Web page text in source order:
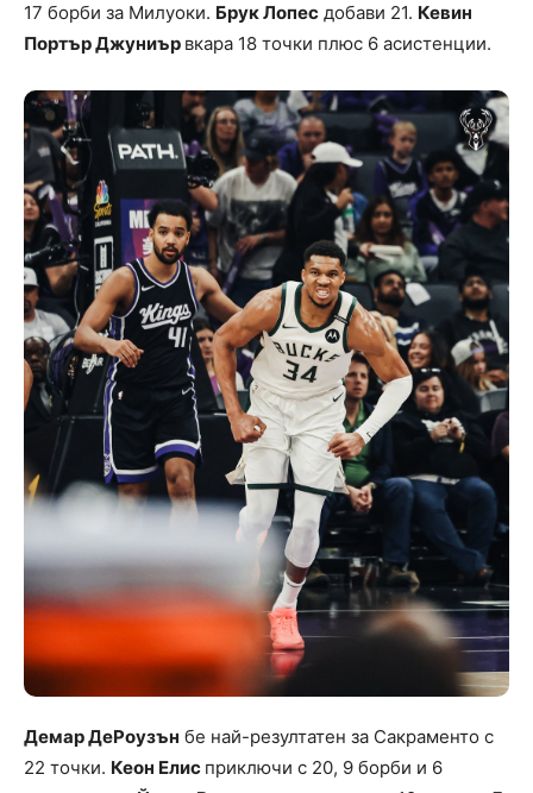
17 борби за Милуоки. Брук Лопес добави 21. Кевин
Портър Джуниър вкара 18 точки плюс 6 асистенции.
Демар ДеРоузън бе най-резултатен за Сакраменто с
22 точки. Кеон Елис приключи с 20, 9 борби и 6